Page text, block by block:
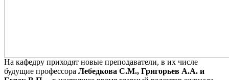
На кафедру приходят новые преподаватели, в их числе
будущие профессора Лебедкова С.М., Григорьев А.А. и